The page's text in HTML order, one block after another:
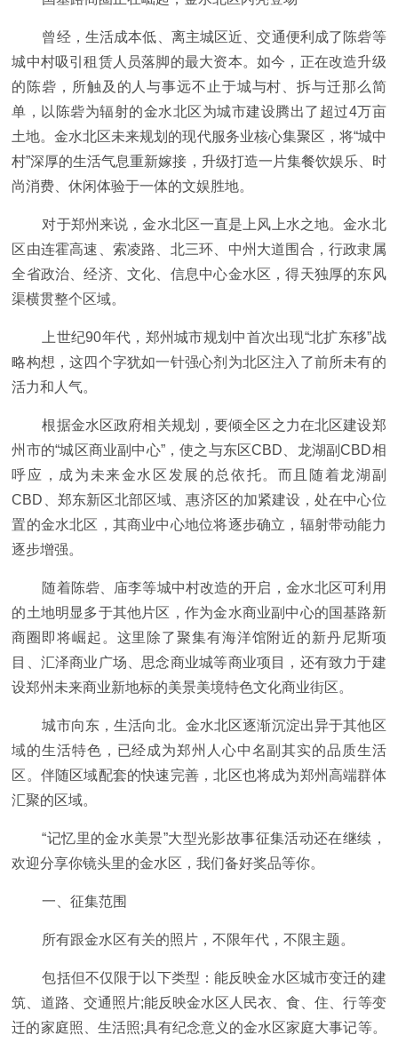
曾经，生活成本低、离主城区近、交通便利成了陈砦等
城中村吸引租赁人员落脚的最大资本。如今，正在改造升级
的陈砦，所触及的人与事远不止于城与村、拆与迁那么简
单，以陈砦为辐射的金水北区为城市建设腾出了超过4万亩
土地。金水北区未来规划的现代服务业核心集聚区，将“城中
村”深厚的生活气息重新嫁接，升级打造一片集餐饮娱乐、时
尚消费、休闲体验于一体的文娱胜地。
对于郑州来说，金水北区一直是上风上水之地。金水北
区由连霍高速、索凌路、北三环、中州大道围合，行政隶属
全省政治、经济、文化、信息中心金水区，得天独厚的东风
渠横贯整个区域。
上世纪90年代，郑州城市规划中首次出现“北扩东移”战
略构想，这四个字犹如一针强心剂为北区注入了前所未有的
活力和人气。
根据金水区政府相关规划，要倾全区之力在北区建设郑
州市的“城区商业副中心”，使之与东区CBD、龙湖副CBD相
呼应，成为未来金水区发展的总依托。而且随着龙湖副
CBD、郑东新区北部区域、惠济区的加紧建设，处在中心位
置的金水北区，其商业中心地位将逐步确立，辐射带动能力
逐步增强。
随着陈砦、庙李等城中村改造的开启，金水北区可利用
的土地明显多于其他片区，作为金水商业副中心的国基路新
商圈即将崛起。这里除了聚集有海洋馆附近的新丹尼斯项
目、汇泽商业广场、思念商业城等商业项目，还有致力于建
设郑州未来商业新地标的美景美境特色文化商业街区。
城市向东，生活向北。金水北区逐渐沉淀出异于其他区
域的生活特色，已经成为郑州人心中名副其实的品质生活
区。伴随区域配套的快速完善，北区也将成为郑州高端群体
汇聚的区域。
“记忆里的金水美景”大型光影故事征集活动还在继续，
欢迎分享你镜头里的金水区，我们备好奖品等你。
一、征集范围
所有跟金水区有关的照片，不限年代，不限主题。
包括但不仅限于以下类型：能反映金水区城市变迁的建
筑、道路、交通照片;能反映金水区人民衣、食、住、行等变
迁的家庭照、生活照;具有纪念意义的金水区家庭大事记等。